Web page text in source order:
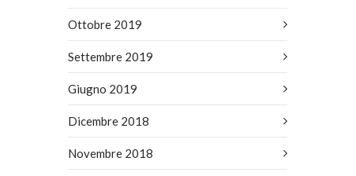
Ottobre 2019
Settembre 2019
Giugno 2019
Dicembre 2018
Novembre 2018